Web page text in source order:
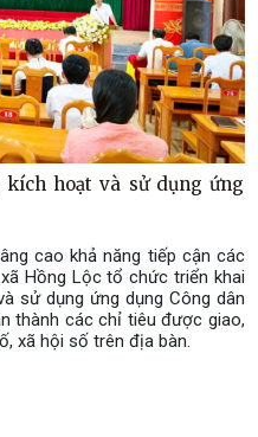
hoạt và sử dụng ứng
cao khả năng tiếp cận các
Hồng Lộc tổ chức triển khai
sử dụng ứng dụng Công dân
thành các chỉ tiêu được giao,
xã hội số trên địa bàn.